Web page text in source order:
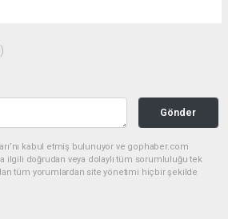
Gönder
kabul etmiş bulunuyor ve gophaber.com
ilgili doğrudan veya dolaylı tüm sorumluluğu tek
tüm yorumlardan site yönetimi hiçbir şekilde